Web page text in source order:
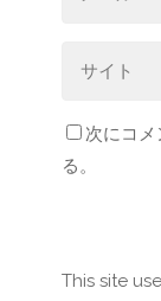
次にコ
る。
This site